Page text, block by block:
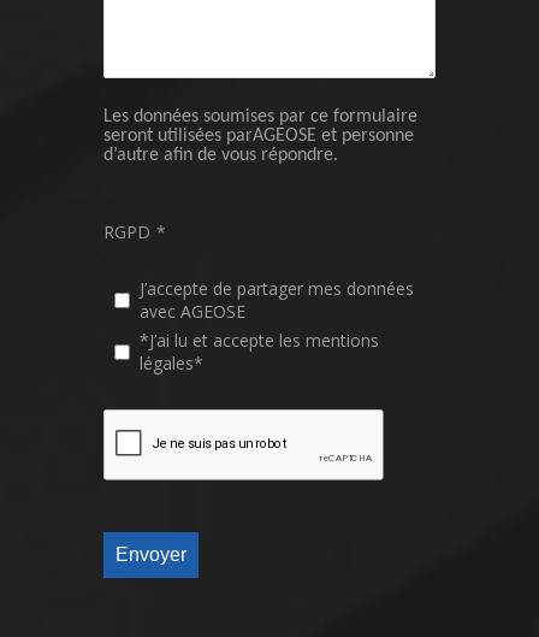
Les données soumises par ce formulaire
seront utilisées parAGEOSE et personne
d’autre afin de vous répondre.
RGPD *
J’accepte de partager mes données
avec AGEOSE
*J’ai lu et accepte les mentions
légales*
Envoyer